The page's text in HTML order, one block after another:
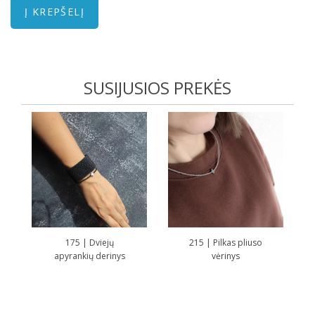
SUSIJUSIOS PREKĖS
175 | Dviejų
apyrankių derinys
215 | Pilkas pliuso
vėrinys